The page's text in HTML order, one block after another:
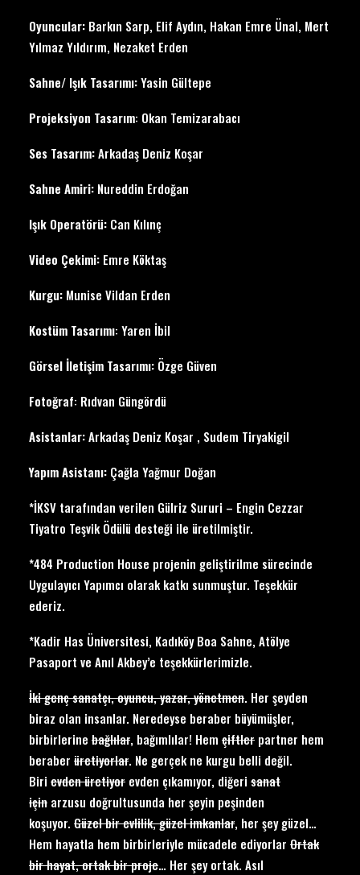
Oyuncular: Barkın Sarp, Elif Aydın, Hakan Emre Ünal, Mert
Yılmaz Yıldırım, Nezaket Erden
Sahne/ Işık Tasarımı:Yasin Gültepe
Projeksiyon Tasarım: Okan Temizarabacı
Ses Tasarım:Arkadaş Deniz Koşar
Sahne Amiri: Nureddin Erdoğan
Işık Operatörü: Can Kılınç
Video Çekimi: Emre Köktaş
Kurgu: Munise Vildan Erden
Kostüm Tasarımı: Yaren İbil
Görsel İletişim Tasarımı: Özge Güven
Fotoğraf: Rıdvan Güngördü
Asistanlar:Arkadaş Deniz Koşar , Sudem Tiryakigil
Yapım Asistanı: Çağla Yağmur Doğan
*İKSV tarafından verilen Gülriz Sururi – Engin Cezzar
Tiyatro Teşvik Ödülü desteği ile üretilmiştir.
*484 Production House projenin geliştirilme sürecinde
Uygulayıcı Yapımcı olarak katkı sunmuştur. Teşekkür
ederiz.
*Kadir Has Üniversitesi, Kadıköy Boa Sahne, Atölye
Pasaport ve Anıl Akbey’e teşekkürlerimizle.
İki genç sanatçı, oyuncu, yazar, yönetmen. Her şeyden
biraz olan insanlar. Neredeyse beraber büyümüşler,
birbirlerine bağlılar, bağımlılar! Hem çiftler partner hem
beraber üretiyorlar. Ne gerçek ne kurgu belli değil.
Biri evden üretiyor evden çıkamıyor, diğeri sanat
için arzusu doğrultusunda her şeyin peşinden
koşuyor. Güzel bir evlilik, güzel imkanlar, her şey güzel…
Hem hayatla hem birbirleriyle mücadele ediyorlar Ortak
bir hayat, ortak bir proje… Her şey ortak. Asıl